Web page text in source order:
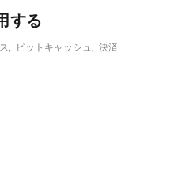
する
ビットキャッシュ 決済